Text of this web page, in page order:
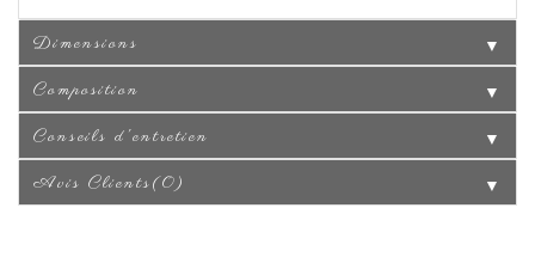
Dimensions ▼
Composition ▼
Conseils d'entretien ▼
Avis Clients(0) ▼